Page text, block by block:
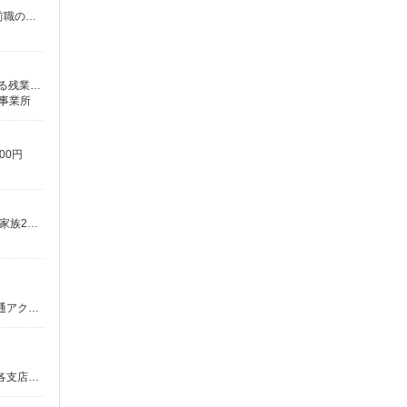
月給25万円〜 ※あなたの頑張りは、給与＋賞与でしっかり評価。努力がきちんと報われる環境です。 ※毎年1回昇給制度有 ※前職の給与考慮します！
入社時/月給230,540円〜286,580円（年齢による） ※固定残業代37,190円〜46,230円（月25時間相当分含む） 25時間を超える残業については別途支給 ★営業成果に応じた給与形態になります（原則として入社2年目以降）
業所
円
月給228,500円〜248,770円＋各種手当 ※経験・年齢による ◇月収例308,000円 ※基本給228,500円、残業30時間、30歳、扶養家族2人（妻・子供1人）の場合 ◇年収例400万円 ※月収例と同条件＋賞与年2回の場合
静岡支社 沼津営業所 静岡県沼津市大手町3-8-25 ※お住まいや適性等を考慮の上、希望勤務地を選べます ★各支店の住所・交通アクセス等はホームページよりご確認ください
静岡支社 富士営業所 静岡県富士市上横割258-7 マキシム21 3F ※お住まいや適性等を考慮の上、希望勤務地を選べます ★各支店の住所・交通アクセス等はホームページよりご確認ください